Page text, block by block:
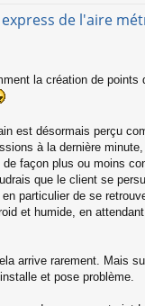
express de l'aire
la création de points
est désormais perçu
à la dernière
de façon plus ou moins
que le client se
particulier de se
et humide, en
arrive rarement. Mais
et pose problème.